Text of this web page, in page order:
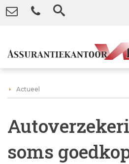
Actueel
soms